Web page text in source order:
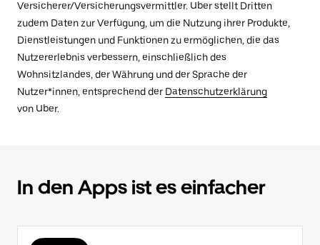
Versicherer/Versicherungsvermittler. Uber stellt Dritten
zudem Daten zur Verfügung, um die Nutzung ihrer Produkte,
Dienstleistungen und Funktionen zu ermöglichen, die das
Nutzererlebnis verbessern, einschließlich des
Wohnsitzlandes, der Währung und der Sprache der
Nutzer*innen, entsprechend der Datenschutzerklärung
von Uber.
In den Apps ist es einfacher